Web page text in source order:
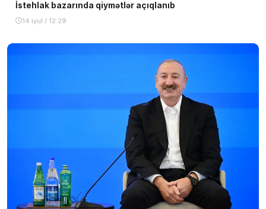
İstehlak bazarında qiymətlər açıqlanıb
14 iyul / 12:29